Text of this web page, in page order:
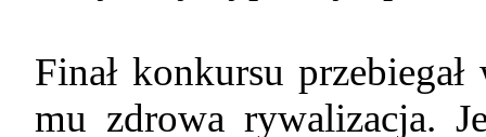
Finał konkursu
mu zdrowa rywalizacja.